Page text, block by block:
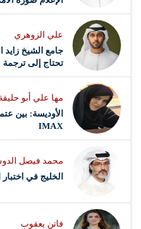
علي الزوهري
جامع الشيخ زايد
تحتاج إلى ترجمة
مها علي أبو
الأوديسة: بين
IMAX
محمد فيصل
‏الخليج في
فاتن يعقوب